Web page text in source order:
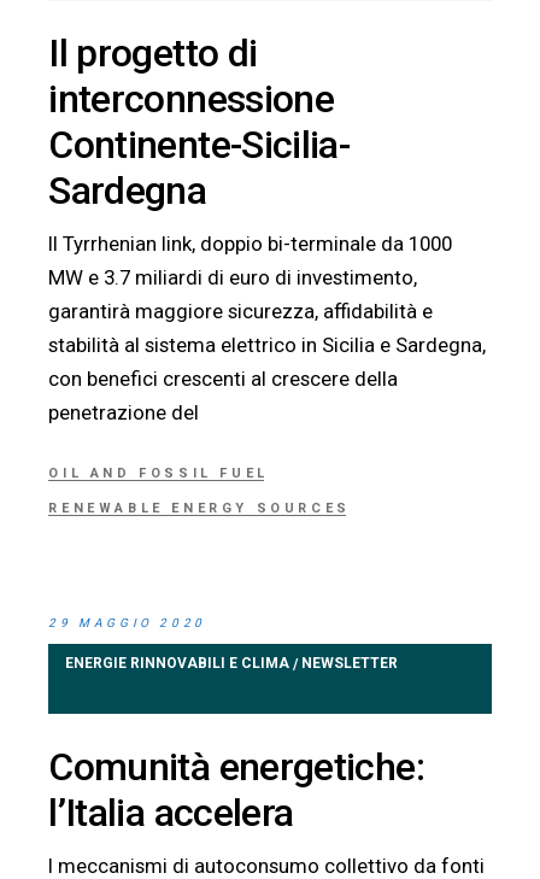
Il progetto di
interconnessione
Continente-Sicilia-
Sardegna
Il Tyrrhenian link, doppio bi-terminale da 1000
MW e 3.7 miliardi di euro di investimento,
garantirà maggiore sicurezza, affidabilità e
stabilità al sistema elettrico in Sicilia e Sardegna,
con benefici crescenti al crescere della
penetrazione del
OIL AND FOSSIL FUEL
RENEWABLE ENERGY SOURCES
29 MAGGIO 2020
ENERGIE RINNOVABILI E CLIMA / NEWSLETTER
Comunità energetiche:
l’Italia accelera
I meccanismi di autoconsumo collettivo da fonti